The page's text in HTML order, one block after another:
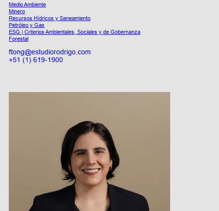
Medio Ambiente
Minero
Recursos Hídricos y Saneamiento
Petróleo y Gas
ESG | Criterios Ambientales, Sociales y de Gobernanza
Forestal
ftong@estudiorodrigo.com
+51 (1) 619-1900